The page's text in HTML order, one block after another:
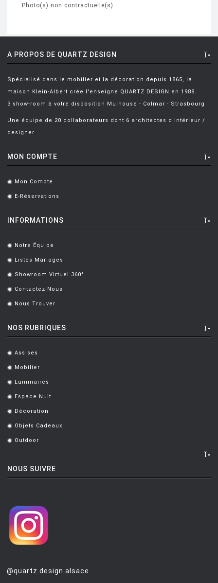
Photo(s) non contractuelle(s)
A PROPOS DE QUARTZ DESIGN
Spécialisé dans le mobilier et la décoration depuis 1865, la
maison Klein-Albert crée l'enseigne QUARTZ DESIGN en 1988.
3 show-room à votre disposition Mulhouse - Colmar - Strasbourg
Une équipe de 20 collaborateurs dont 6 architectes d'intérieur /
designer
MON COMPTE
. Mon Compte
. E-Réservations
INFORMATIONS
. Notre Équipe
. Listes Mariages
. Showroom Virtuel 360°
. Contactez-Nous
. Nous Trouver
NOS RUBRIQUES
. Assises
. Mobilier
. Luminaires
. Espace Nuit
. Décoration
. Objets Cadeaux
. Outdoor
NOUS SUIVRE
@quartz.design.alsace